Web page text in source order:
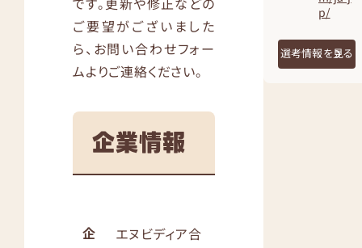
ご要望がございました
ら、お問い合わせフォー
ムよりご連絡ください。
企業情報
企
エヌビディア合
p/
選考情報を見る